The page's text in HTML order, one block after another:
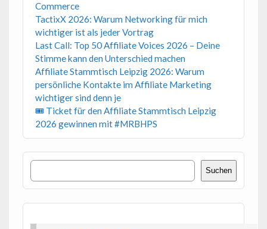
Commerce
TactixX 2026: Warum Networking für mich
wichtiger ist als jeder Vortrag
Last Call: Top 50 Affiliate Voices 2026 – Deine
Stimme kann den Unterschied machen
Affiliate Stammtisch Leipzig 2026: Warum
persönliche Kontakte im Affiliate Marketing
wichtiger sind denn je
🎟 Ticket für den Affiliate Stammtisch Leipzig
2026 gewinnen mit #MRBHPS
Suchen
Suchen